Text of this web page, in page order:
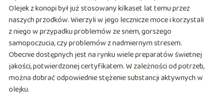
Olejek z konopi był już stosowany kilkaset lat temu przez
naszych przodków. Wierzyli w jego lecznicze moce i korzystali
z niego w przypadku problemów ze snem, gorszego
samopoczucia, czy problemów z nadmiernym stresem.
Obecnie dostępnych jest na rynku wiele preparatów świetnej
jakości, potwierdzonej certyfikatem. W zależności od potrzeb,
można dobrać odpowiednie stężenie substancji aktywnych w
olejku.